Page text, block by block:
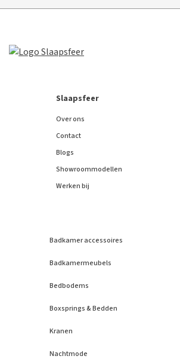
Badkamer accessoires
Badkamermeubels
Bedbodems
Boxsprings & Bedden
Kranen
Nachtmode
Slaapsfeer
Over ons
Contact
Blogs
Showroommodellen
Werken bij